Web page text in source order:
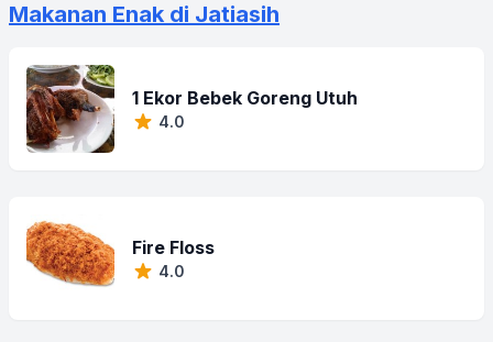
Makanan Enak di Jatiasih
1 Ekor Bebek Goreng Utuh
4.0
Fire Floss
4.0